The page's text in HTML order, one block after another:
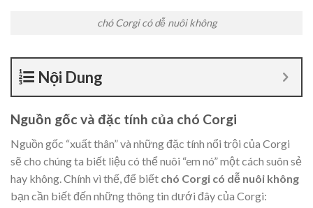
chó Corgi có dễ nuôi không
Nội Dung
Nguồn gốc và đặc tính của chó Corgi
Nguồn gốc “xuất thân” và những đặc tính nổi trội của Corgi
sẽ cho chúng ta biết liệu có thể nuôi “em nó” một cách suôn sẻ
hay không. Chính vì thế, để biết chó Corgi có dễ nuôi không
bạn cần biết đến những thông tin dưới đây của Corgi: